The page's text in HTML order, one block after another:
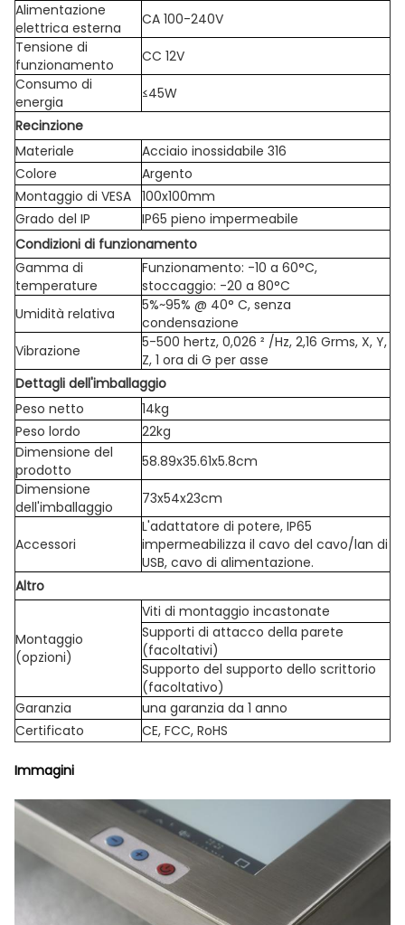
Alimentazione
elettrica esterna
CA 100-240V
Tensione di
funzionamento
CC 12V
Consumo di
energia
≤45W
Recinzione
Materiale
Acciaio inossidabile 316
Colore
Argento
Montaggio di VESA 100x100mm
Grado del IP
IP65 pieno impermeabile
Condizioni di funzionamento
Gamma di
temperature
Funzionamento: -10 a 60°C,
stoccaggio: -20 a 80°C
Umidità relativa
5%~95% @ 40° C, senza
condensazione
Vibrazione
5-500 hertz, 0,026 ² /Hz, 2,16 Grms, X, Y,
Z, 1 ora di G per asse
Dettagli dell'imballaggio
Peso netto
14kg
Peso lordo
22kg
Dimensione del
prodotto
58.89x35.61x5.8cm
Dimensione
dell'imballaggio
73x54x23cm
Accessori
L'adattatore di potere, IP65
impermeabilizza il cavo del cavo/lan di
USB, cavo di alimentazione.
Altro
Montaggio
(opzioni)
Viti di montaggio incastonate
Supporti di attacco della parete
(facoltativi)
Supporto del supporto dello scrittorio
(facoltativo)
Garanzia
una garanzia da 1 anno
Certificato
CE, FCC, RoHS
Immagini